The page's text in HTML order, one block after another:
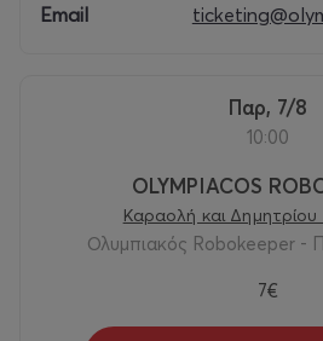
Email
Παρ, 7/8
10:00
OLYMPIACOS
Καραολή και Δημητρίου
Ολυμπιακός Robokeeper -
7€